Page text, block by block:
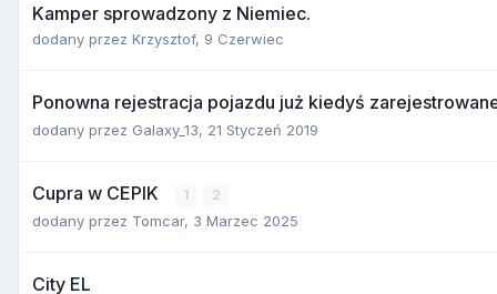
Kamper sprowadzony z Niemiec.
dodany przez Krzysztof, 9 Czerwiec
Ponowna rejestracja pojazdu już kiedyś
dodany przez Galaxy_13, 21 Styczeń 2019
Cupra w CEPIK 1 2
dodany przez Tomcar, 3 Marzec 2025
City EL